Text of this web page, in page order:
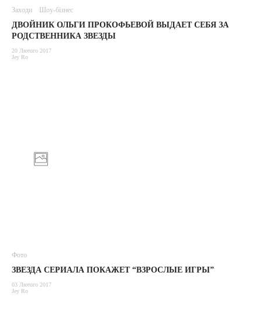
Заходи Шоу-бізнес
ДВОЙНИК ОЛЬГИ ПРОКОФЬЕВОЙ ВЫДАЕТ СЕБЯ ЗА
РОДСТВЕННИКА ЗВЕЗДЫ
20 Лютого 2017
Jey Ro
Фото
ЗВЕЗДА СЕРИАЛА ПОКАЖЕТ “ВЗРОСЛЫЕ ИГРЫ”
03 Лютого 2017
Jey Ro